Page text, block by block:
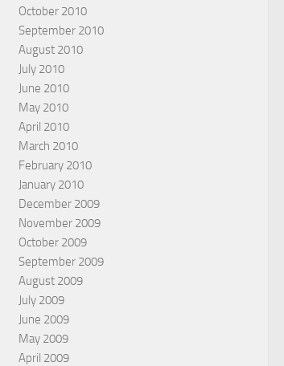
October 2010
September 2010
August 2010
July 2010
June 2010
May 2010
April 2010
March 2010
February 2010
January 2010
December 2009
November 2009
October 2009
September 2009
August 2009
July 2009
June 2009
May 2009
April 2009